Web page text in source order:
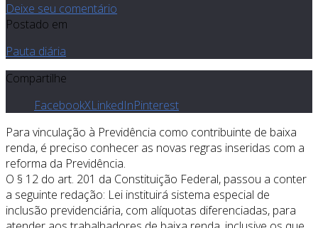
Deixe seu comentário
Postado em
Pauta diária
Compartilhe
FacebookXLinkedInPinterest
Para vinculação à Previdência como contribuinte de baixa
renda, é preciso conhecer as novas regras inseridas com a
reforma da Previdência.
O § 12 do art. 201 da Constituição Federal, passou a conter
a seguinte redação: Lei instituirá sistema especial de
inclusão previdenciária, com alíquotas diferenciadas, para